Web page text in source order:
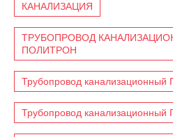
КАНАЛИЗАЦИЯ
ТРУБОПРОВОД
ПОЛИТРОН
Трубопровод канализационный
Трубопровод канализационный